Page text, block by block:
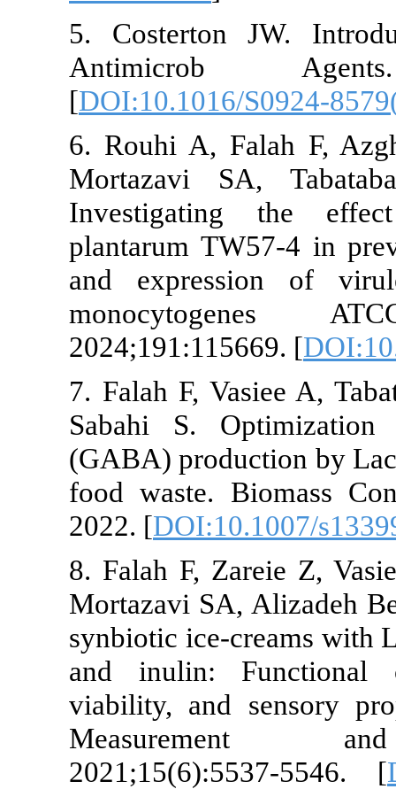
5.
[
6. Rouhi A,
Mortazavi
plantarum
and
7. Falah F,
Sabahi S.
(GABA)
food waste.
2022. [
8. Falah F,
Mortazavi
synbiotic ice-
and inulin:
viability, and